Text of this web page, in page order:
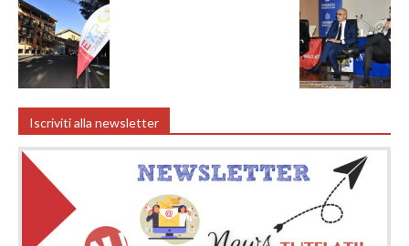
Iscriviti alla newsletter